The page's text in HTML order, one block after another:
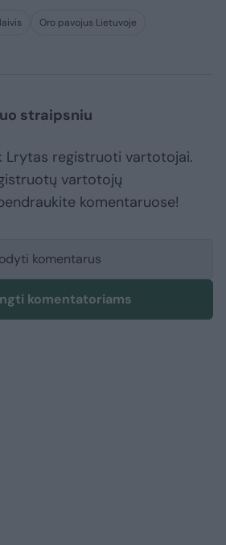
Oro pavojus Lietuvoje
straipsniu
Lrytas registruoti vartotojai.
vartotojų
komentaruose!
komentarus
komentatoriams